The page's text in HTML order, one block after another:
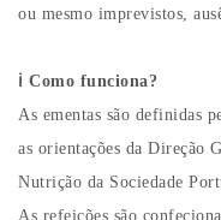
ou mesmo imprevistos,
ℹ️ Como funciona?
As ementas são definidas
as orientações da Direção
Nutrição da Sociedade
As refeições são